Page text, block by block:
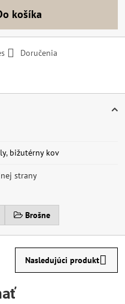
Do košíka
Doručenia
, bižutérny kov
strany
Brošne
Nasledujúci produkt